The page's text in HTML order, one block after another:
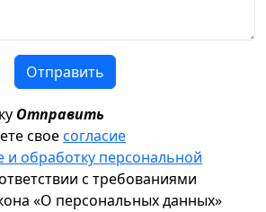
Отправить
Отправить
своесогласие
и обработку персональной
с требованиями
«О персональных данных»